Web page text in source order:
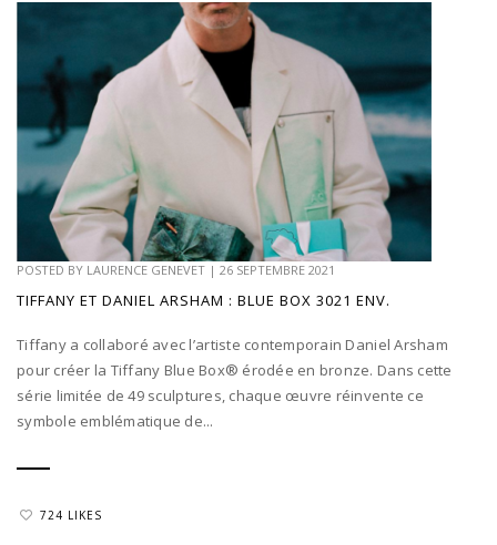
POSTED BY LAURENCE GENEVET | 26 SEPTEMBRE 2021
TIFFANY ET DANIEL ARSHAM : BLUE BOX 3021 ENV.
Tiffany a collaboré avec l’artiste contemporain Daniel Arsham
pour créer la Tiffany Blue Box® érodée en bronze. Dans cette
série limitée de 49 sculptures, chaque œuvre réinvente ce
symbole emblématique de...
724 LIKES